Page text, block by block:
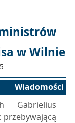
w Wilnie
Wiadomości
Gabrielius
przebywającą